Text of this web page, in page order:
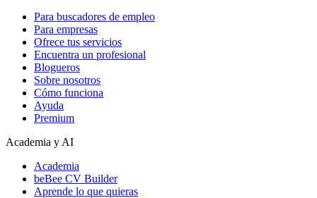
Para buscadores de empleo
Para empresas
Ofrece tus servicios
Encuentra un profesional
Blogueros
Sobre nosotros
Cómo funciona
Ayuda
Premium
Academia y AI
Academia
beBee CV Builder
Aprende lo que quieras